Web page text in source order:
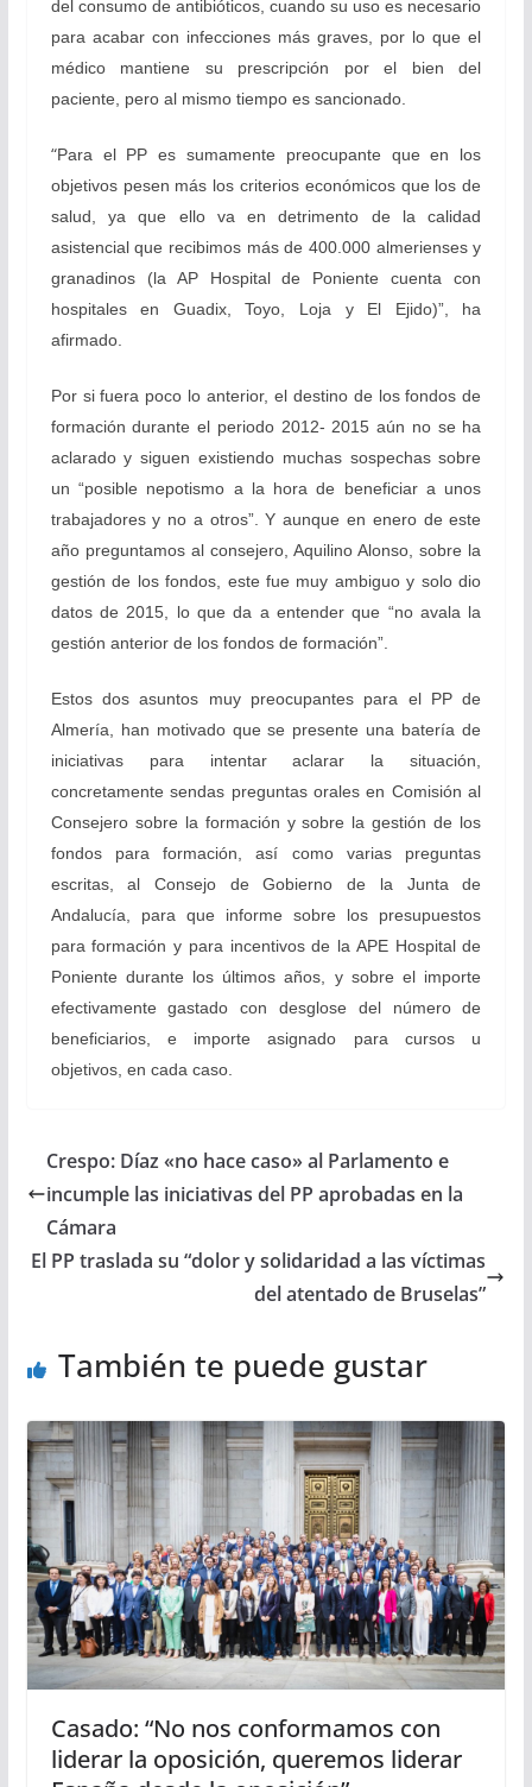
del consumo de antibióticos, cuando su uso es necesario
para acabar con infecciones más graves, por lo que el
médico mantiene su prescripción por el bien del
paciente, pero al mismo tiempo es sancionado.
“Para el PP es sumamente preocupante que en los
objetivos pesen más los criterios económicos que los de
salud, ya que ello va en detrimento de la calidad
asistencial que recibimos más de 400.000 almerienses y
granadinos (la AP Hospital de Poniente cuenta con
hospitales en Guadix, Toyo, Loja y El Ejido)”, ha
afirmado.
Por si fuera poco lo anterior, el destino de los fondos de
formación durante el periodo 2012- 2015 aún no se ha
aclarado y siguen existiendo muchas sospechas sobre
un “posible nepotismo a la hora de beneficiar a unos
trabajadores y no a otros”. Y aunque en enero de este
año preguntamos al consejero, Aquilino Alonso, sobre la
gestión de los fondos, este fue muy ambiguo y solo dio
datos de 2015, lo que da a entender que “no avala la
gestión anterior de los fondos de formación”.
Estos dos asuntos muy preocupantes para el PP de
Almería, han motivado que se presente una batería de
iniciativas para intentar aclarar la situación,
concretamente sendas preguntas orales en Comisión al
Consejero sobre la formación y sobre la gestión de los
fondos para formación, así como varias preguntas
escritas, al Consejo de Gobierno de la Junta de
Andalucía, para que informe sobre los presupuestos
para formación y para incentivos de la APE Hospital de
Poniente durante los últimos años, y sobre el importe
efectivamente gastado con desglose del número de
beneficiarios, e importe asignado para cursos u
objetivos, en cada caso.
Crespo: Díaz «no hace caso» al Parlamento e
incumple las iniciativas del PP aprobadas en la
Cámara
El PP traslada su “dolor y solidaridad a las víctimas
del atentado de Bruselas”
También te puede gustar
Casado: “No nos conformamos con
liderar la oposición, queremos liderar